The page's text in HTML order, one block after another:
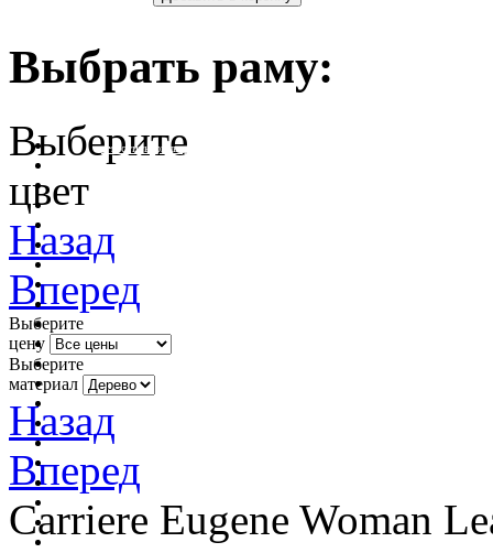
Выбрать раму:
очистить фильтр цвета
Выберите
цвет
Назад
Вперед
Выберите
цену
Выберите
материал
Назад
Вперед
Carriere Eugene Woman